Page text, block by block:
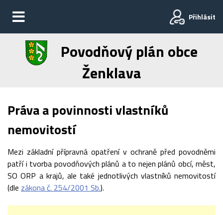
Přihlásit
Povodňový plán obce
Ženklava
Práva a povinnosti vlastníků
nemovitostí
Mezi základní přípravná opatření v ochraně před povodněmi
patří i tvorba povodňových plánů a to nejen plánů obcí, měst,
SO ORP a krajů, ale také jednotlivých vlastníků nemovitostí
(dle zákona č. 254/2001 Sb.).